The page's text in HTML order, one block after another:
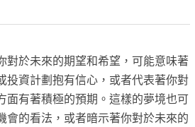
對於未來的期望和希望，可能意味著
投資計劃抱有信心，或者代表著你對
面有著積極的預期。這樣的夢境也可
會的看法，或者暗示著你對於未來的